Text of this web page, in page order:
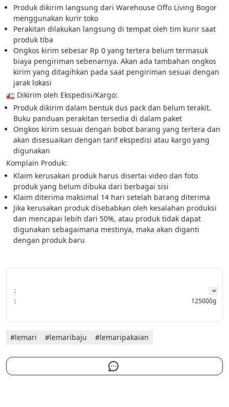
Produk dikirim langsung dari Warehouse Offo Living Bogor
menggunakan kurir toko
Perakitan dilakukan langsung di tempat oleh tim kurir saat
produk tiba
Ongkos kirim sebesar Rp 0 yang tertera belum termasuk
biaya pengiriman sebenarnya. Akan ada tambahan ongkos
kirim yang ditagihkan pada saat pengiriman sesuai dengan
jarak lokasi
🚛 Dikirim oleh Ekspedisi/Kargo:
Produk dikirim dalam bentuk dus pack dan belum terakit.
Buku panduan perakitan tersedia di dalam paket
Ongkos kirim sesuai dengan bobot barang yang tertera dan
akan disesuaikan dengan tarif ekspedisi atau kargo yang
digunakan
Komplain Produk:
Klaim kerusakan produk harus disertai video dan foto
produk yang belum dibuka dari berbagai sisi
Klaim diterima maksimal 14 hari setelah barang diterima
Jika kerusakan produk disebabkan oleh kesalahan produksi
dan mencapai lebih dari 50%, atau produk tidak dapat
digunakan sebagaimana mestinya, maka akan diganti
dengan produk baru
:
:
125000g
#lemari #lemaribaju #lemaripakaian